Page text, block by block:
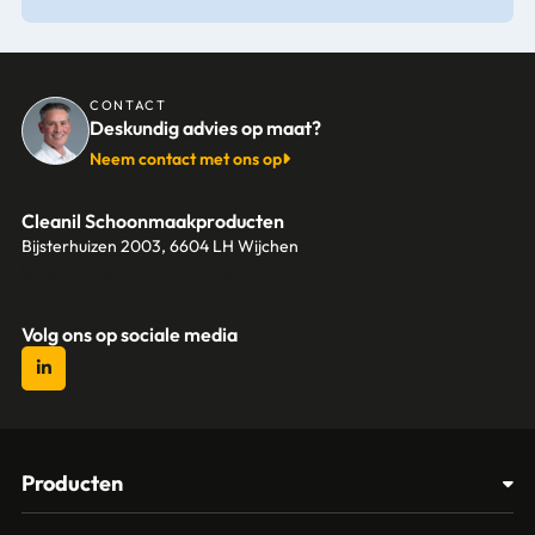
CONTACT
Deskundig advies op maat?
Neem contact met ons op
Cleanil Schoonmaakproducten
Bijsterhuizen 2003, 6604 LH Wijchen
Volg ons op sociale media
Producten